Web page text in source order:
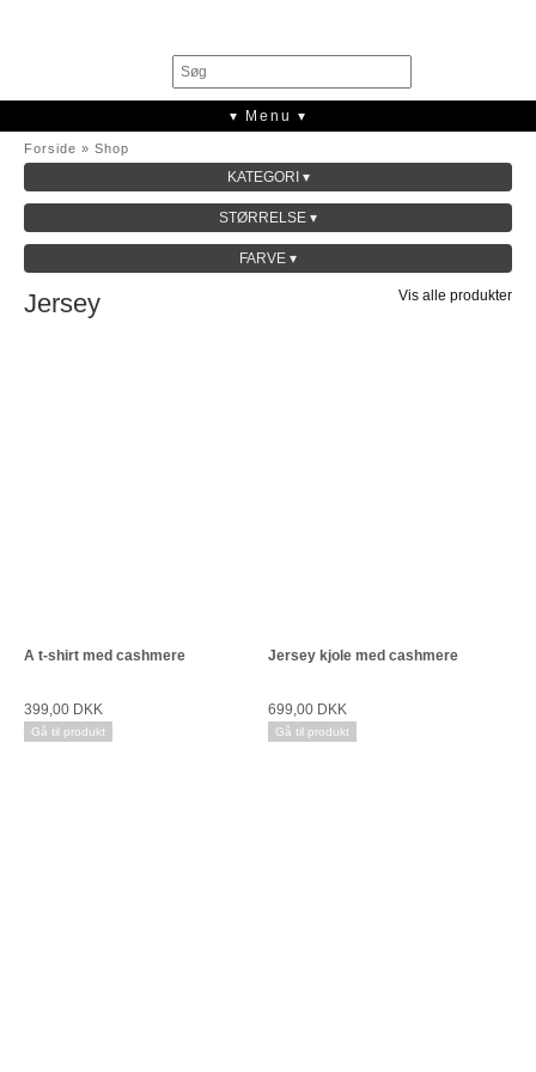
▾ Menu ▾
Forside » Shop
KATEGORI ▾
KOLLEKTION
STØRRELSE ▾
FARVE ▾
Vis alle produkter
Jersey
A t-shirt med cashmere
399,00 DKK
Gå til produkt
Jersey kjole med cashmere
699,00 DKK
Gå til produkt